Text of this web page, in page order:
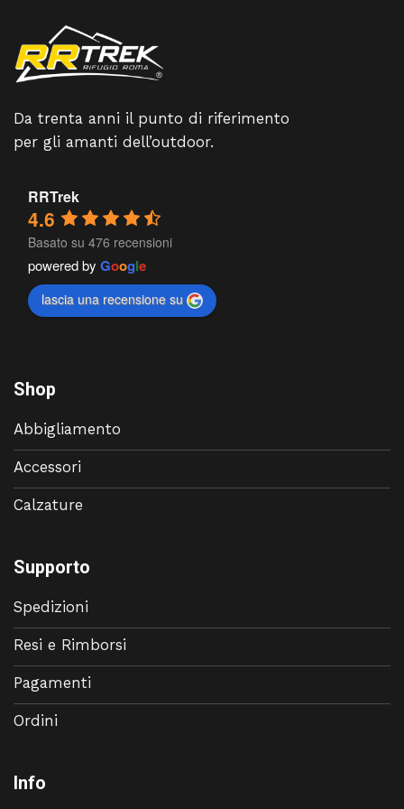
Da trenta anni il punto di riferimento
per gli amanti dell’outdoor.
RRTrek
4.6
Basato su 476 recensioni
powered by Google
lascia una recensione su
Shop
Abbigliamento
Accessori
Calzature
Supporto
Spedizioni
Resi e Rimborsi
Pagamenti
Ordini
Info